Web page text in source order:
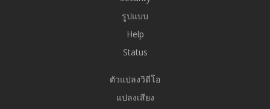
รูปแบบ
Help
Status
ตัวแปลงวิดีโอ
แปลงเสียง